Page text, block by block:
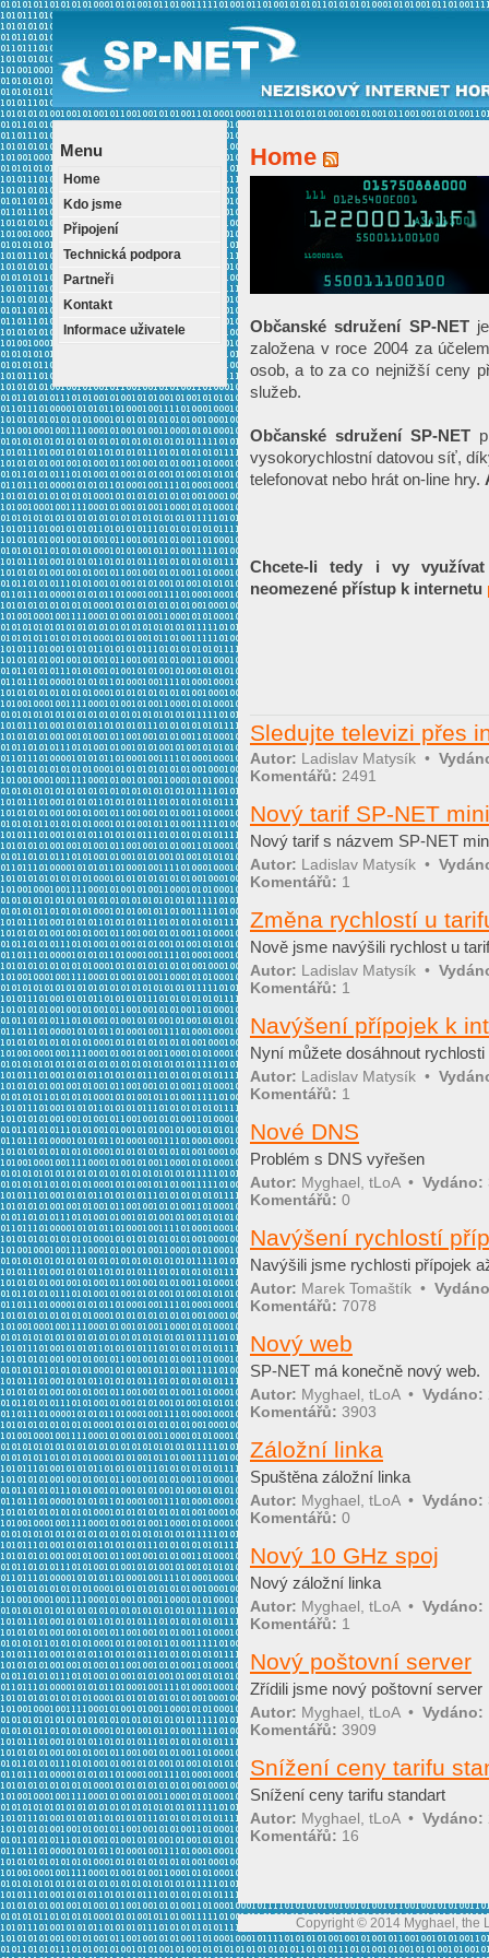
Menu
Home
Kdo jsme
Připojení
Technická podpora
Partneři
Kontakt
Informace uživatele
Home
Občanské sdružení SP-NETje
založena v roce 2004 za
osob, a to za co nejnižší ceny
služeb.
Občanské sdružení SP-NET
vysokorychlostní datovou síť,
telefonovat nebo hrát on-line hry.
Chcete-li tedy i vy
neomezené přístup k internetu
Sledujte televizi přes
Autor: Ladislav Matysík •
Komentářů: 2491
Nový tarif SP-NET mini
Nový tarif s názvem SP-NET
Autor: Ladislav Matysík •
Komentářů: 1
Změna rychlostí u
Nově jsme navýšili rychlost u
Autor: Ladislav Matysík •
Komentářů: 1
Navýšení přípojek k
Nyní můžete dosáhnout
Autor: Ladislav Matysík •
Komentářů: 1
Nové DNS
Problém s DNS vyřešen
Autor: Myghael, tLoA• Vydáno:
Komentářů: 0
Navýšení rychlostí
Navýšili jsme rychlosti přípojek
Autor: Marek Tomaštík •
Komentářů: 7078
Nový web
SP-NET má konečně nový web.
Autor: Myghael, tLoA• Vydáno:
Komentářů: 3903
Záložní linka
Spuštěna záložní linka
Autor: Myghael, tLoA• Vydáno:
Komentářů: 0
Nový 10 GHz spoj
Nový záložní linka
Autor: Myghael, tLoA• Vydáno:
Komentářů: 1
Nový poštovní server
Zřídili jsme nový poštovní server
Autor: Myghael, tLoA• Vydáno:
Komentářů: 3909
Snížení ceny tarifu
Snížení ceny tarifu standart
Autor: Myghael, tLoA• Vydáno:
Komentářů: 16
Copyright © 2014 Myghael, the